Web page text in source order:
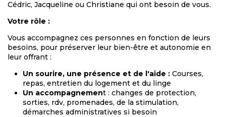
Cédric, Jacqueline ou Christiane qui ont besoin de vous.
Votre rôle :
Vous accompagnez ces personnes en fonction de leurs
besoins, pour préserver leur bien-être et autonomie en
leur offrant :
Un sourire, une présence et de l'aide : Courses,
repas, entretien du logement et du linge
Un accompagnement : changes de protection,
sorties, rdv, promenades, de la stimulation,
démarches administratives si besoin